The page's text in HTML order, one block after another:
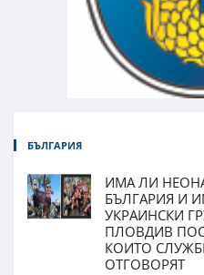
БЪЛГАРИЯ
ИМА ЛИ
БЪЛГАРИЯ И
УКРАИНСКИ
ПЛОВДИВ
КОИТО
ОТГОВОРЯТ